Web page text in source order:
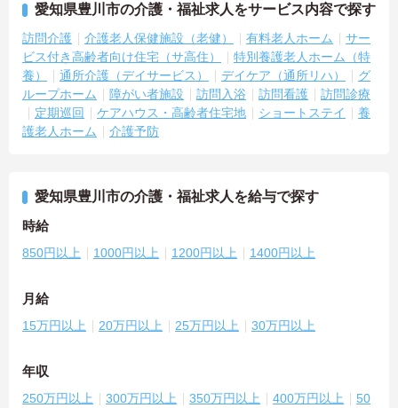
愛知県豊川市の介護・福祉求人をサービス内容で探す
訪問介護 介護老人保健施設（老健） 有料老人ホーム
サー
ビス付き高齢者向け住宅（サ高住）
特別養護老人ホーム（特
養）
通所介護（デイサービス） デイケア（通所リハ）
グ
ループホーム
障がい者施設 訪問入浴 訪問看護
訪問診療
定期巡回
ケアハウス・高齢者住宅地 ショートステイ
養
護老人ホーム
介護予防
愛知県豊川市の介護・福祉求人を給与で探す
時給
850円以上 1000円以上 1200円以上 1400円以上
月給
15万円以上 20万円以上 25万円以上 30万円以上
年収
250万円以上 300万円以上 350万円以上 400万円以上
50